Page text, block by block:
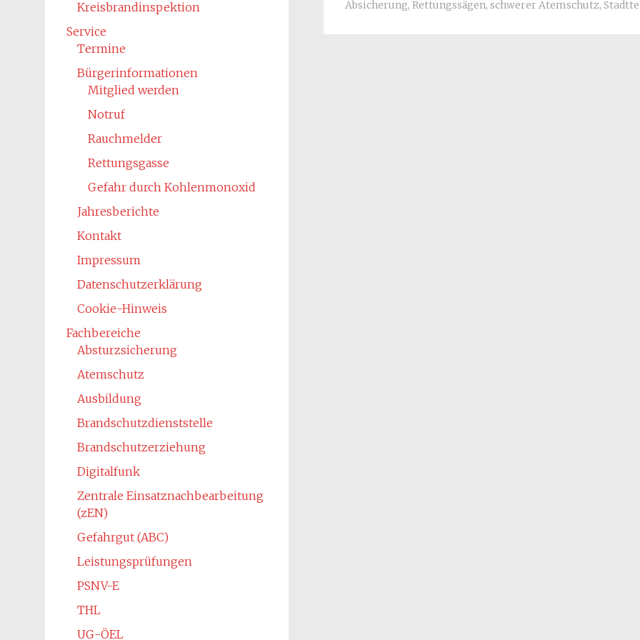
Absicherung, Rettungssägen, schwerer Atemschutz,
Kreisbrandinspektion
Service
Termine
Bürgerinformationen
Mitglied werden
Notruf
Rauchmelder
Rettungsgasse
Gefahr durch Kohlenmonoxid
Jahresberichte
Kontakt
Impressum
Datenschutzerklärung
Cookie-Hinweis
Fachbereiche
Absturzsicherung
Atemschutz
Ausbildung
Brandschutzdienststelle
Brandschutzerziehung
Digitalfunk
Zentrale Einsatznachbearbeitung
(zEN)
Gefahrgut (ABC)
Leistungsprüfungen
PSNV-E
THL
UG-ÖEL